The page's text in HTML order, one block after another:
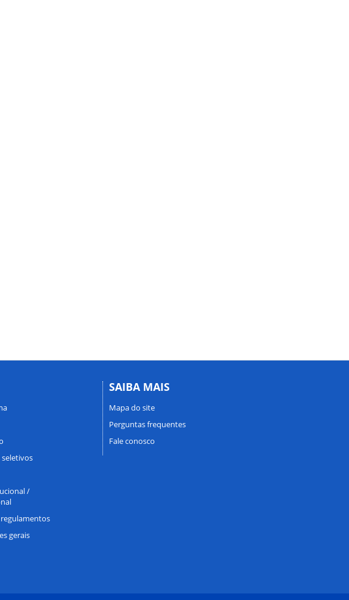
seletivos
/
gerais
SAIBA MAIS
Mapa do site
Perguntas frequentes
Fale conosco